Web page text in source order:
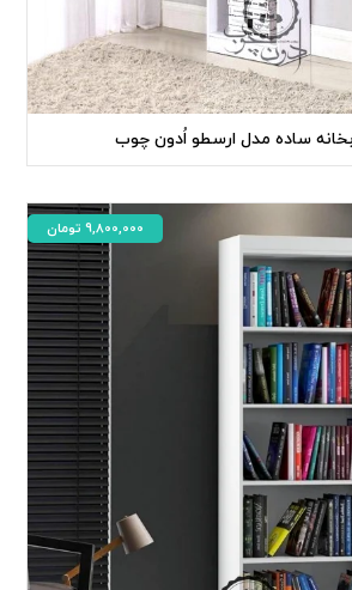
ساده مدل ارسطو اُدون چوب
9,800,000 تومان